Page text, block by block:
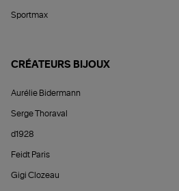
Sportmax
CRÉATEURS BIJOUX
Aurélie Bidermann
Serge Thoraval
d1928
Feidt Paris
Gigi Clozeau